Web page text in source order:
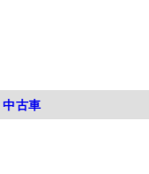
中古車